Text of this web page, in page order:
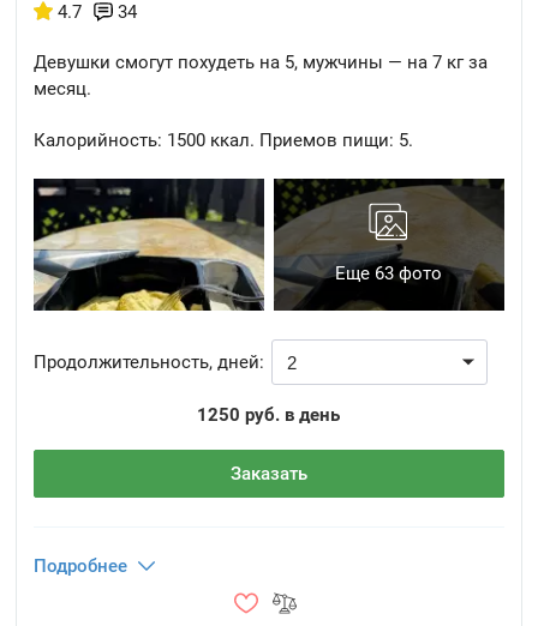
4.7
34
Девушки смогут похудеть на 5, мужчины — на 7 кг за
месяц.
Калорийность: 1500 ккал. Приемов пищи: 5.
Еще 63 фото
Продолжительность, дней:
1250 руб. в день
Заказать
Подробнее